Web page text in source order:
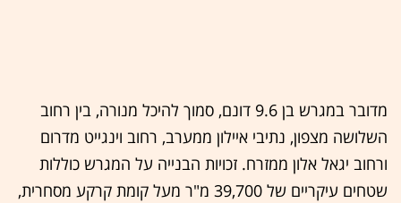
מדובר במגרש בן 9.6 דונם, סמוך להיכל מנורה, בין רחוב
השלושה מצפון, נתיבי איילון ממערב, רחוב וינגייט מדרום
ורחוב יגאל אלון ממזרח. זכויות הבנייה על המגרש כוללות
שטחים עיקריים של 39,700 מ"ר מעל קומת קרקע מסחרית,